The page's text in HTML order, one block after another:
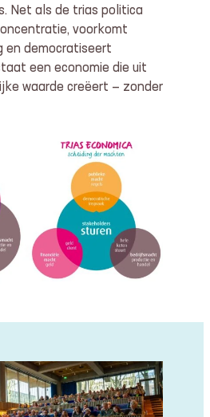
Net als de trias politica
voorkomt
en democratiseert
een economie die uit
waarde creëert — zonder